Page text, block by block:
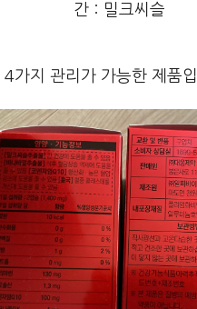
간 : 밀크씨슬
4가지 관리가 가능한 제품